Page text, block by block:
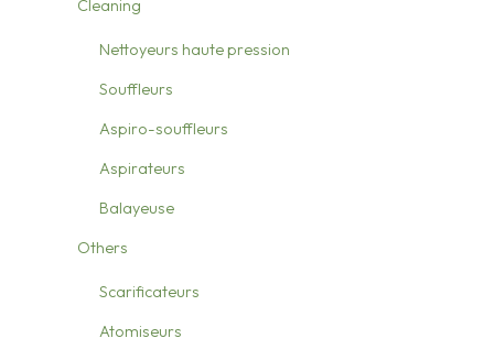
Cleaning
Nettoyeurs haute pression
Souffleurs
Aspiro-souffleurs
Aspirateurs
Balayeuse
Others
Scarificateurs
Atomiseurs